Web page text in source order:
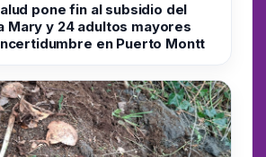
pone fin al subsidio del
Mary y 24 adultos mayores
en Puerto Montt